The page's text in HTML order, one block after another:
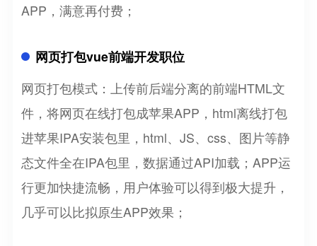
APP，满意再付费；
网页打包vue前端开发职位
网页打包模式：上传前后端分离的前端HTML文
件，将网页在线打包成苹果APP，html离线打包
进苹果IPA安装包里，html、JS、css、图片等静
态文件全在IPA包里，数据通过API加载；APP运
行更加快捷流畅，用户体验可以得到极大提升，
几乎可以比拟原生APP效果；